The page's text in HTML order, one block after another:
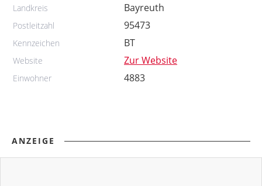
Landkreis Bayreuth
Postleitzahl 95473
Kennzeichen BT
Website Zur Website
Einwohner 4883
ANZEIGE